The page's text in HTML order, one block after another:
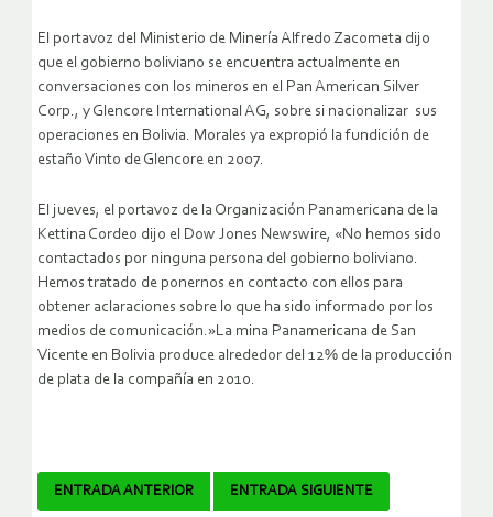
El portavoz del Ministerio de Minería Alfredo Zacometa dijo
que el gobierno boliviano se encuentra actualmente en
conversaciones con los mineros en el Pan American Silver
Corp., y Glencore International AG, sobre si nacionalizar sus
operaciones en Bolivia. Morales ya expropió la fundición de
estaño Vinto de Glencore en 2007.
El jueves, el portavoz de la Organización Panamericana de la
Kettina Cordeo dijo el Dow Jones Newswire, «No hemos sido
contactados por ninguna persona del gobierno boliviano.
Hemos tratado de ponernos en contacto con ellos para
obtener aclaraciones sobre lo que ha sido informado por los
medios de comunicación.»La mina Panamericana de San
Vicente en Bolivia produce alrededor del 12% de la producción
de plata de la compañía en 2010.
Navegador
ENTRADA ANTERIOR ENTRADA SIGUIENTE